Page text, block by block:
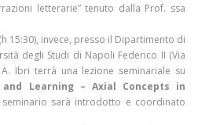
letterarie” tenuto dalla Prof. ssa
15:30), invece, presso il Dipartimento di
degli Studi di Napoli Federico II (Via
Ibri terrà una lezione seminariale su
Learning – Axial Concepts in
sarà introdotto e coordinato